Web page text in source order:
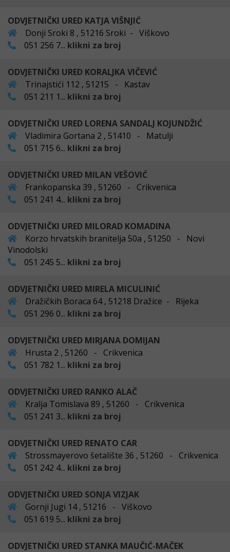
ODVJETNIČKI URED KATJA VIŠNJIĆ
Donji Sroki 8 , 51216 Sroki - Viškovo
051 256 7... klikni za broj
ODVJETNIČKI URED KORALJKA VIČEVIĆ
Trinajstići 112 , 51215 - Kastav
051 211 1... klikni za broj
ODVJETNIČKI URED LORENA SANDALJ KOJUNDŽIĆ
Vladimira Gortana 2 , 51410 - Matulji
051 715 6... klikni za broj
ODVJETNIČKI URED MILAN VEŠOVIĆ
Frankopanska 39 , 51260 - Crikvenica
051 241 4... klikni za broj
ODVJETNIČKI URED MILORAD KOMADINA
Korzo hrvatskih branitelja 50a , 51250 - Novi
Vinodolski
051 245 5... klikni za broj
ODVJETNIČKI URED MIRELA MICULINIĆ
Dražičkih Boraca 64 , 51218 Dražice - Rijeka
051 296 0... klikni za broj
ODVJETNIČKI URED MIRJANA DOMIJAN
Hrusta 2 , 51260 - Crikvenica
051 782 1... klikni za broj
ODVJETNIČKI URED RANKO ALAČ
Kralja Tomislava 89 , 51260 - Crikvenica
051 241 3... klikni za broj
ODVJETNIČKI URED RENATO CAR
Strossmayerovo šetalište 36 , 51260 - Crikvenica
051 242 4... klikni za broj
ODVJETNIČKI URED SONJA VIZJAK
Gornji Jugi 14 , 51216 - Viškovo
051 619 5... klikni za broj
ODVJETNIČKI URED STANKA MAUČIĆ-MAČEK